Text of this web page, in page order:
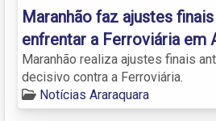
Maranhão faz ajustes
enfrentar a Ferroviária em
Maranhão realiza ajustes finais
decisivo contra a Ferroviária.
Notícias Araraquara